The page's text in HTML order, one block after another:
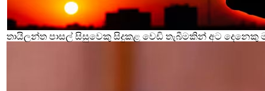
තායිලන්ත පාසල් සිසුවෙකු සිදුකළ වෙඩි තැබීමකින් අට දෙනෙකු